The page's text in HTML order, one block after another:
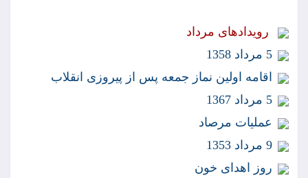
رويدادهاى مرداد
اقامه اولين نماز جمعه پس از پيروزى انقلاب
عمليات مرصاد
روز اهداى خون